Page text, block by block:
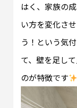
はく、家族の
い方を変化さ
う！という気
て、壁を足し
のが特徴です